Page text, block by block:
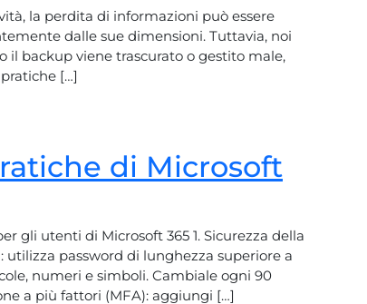
la perdita di informazioni può essere
dalle sue dimensioni. Tuttavia, noi
il backup viene trascurato o gestito male,
[…]
di Microsoft
gli utenti di Microsoft 365 1. Sicurezza della
utilizza password di lunghezza superiore a
numeri e simboli. Cambiale ogni 90
a più fattori (MFA): aggiungi […]